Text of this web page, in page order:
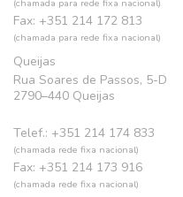
(chamada para rede fixa nacional)
Fax: +351 214 172 813
(chamada para rede fixa nacional)
Queijas
Rua Soares de Passos, 5-D
2790–440 Queijas
Telef.: +351 214 174 833
(chamada rede fixa nacional)
Fax: +351 214 173 916
(chamada rede fixa nacional)